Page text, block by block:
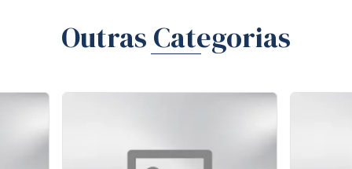
Outras Categorias